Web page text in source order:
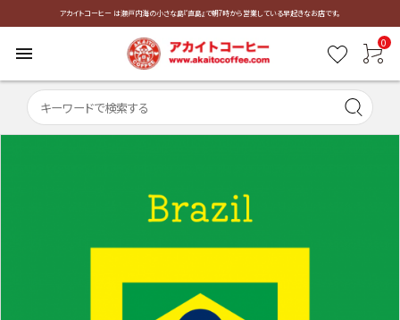
アカイトコーヒー は瀬戸内海の小さな島『直島』で朝7時から営業している早起きなお店です。
menu
0